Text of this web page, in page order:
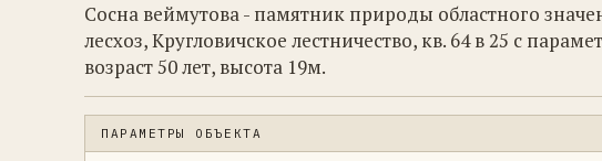
Сосна веймутова - памятник природы областного
лесхоз, Кругловичское лестничество, кв. 64 в 25 с
возраст 50 лет, высота 19м.
ПАРАМЕТРЫ ОБЪЕКТА